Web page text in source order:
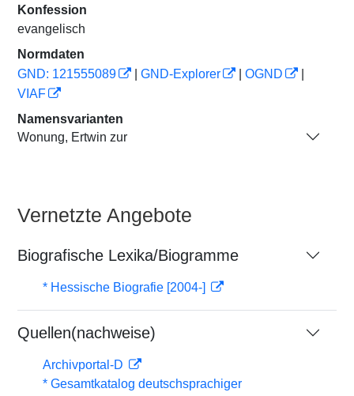
Konfession
evangelisch
Normdaten
GND: 121555089
GND-Explorer OGND
VIAF
Namensvarianten
Wonung, Ertwin zur
Vernetzte Angebote
Biografische Lexika/Biogramme
* Hessische Biografie [2004-]
Quellen(nachweise)
Archivportal-D
* Gesamtkatalog deutschsprachiger